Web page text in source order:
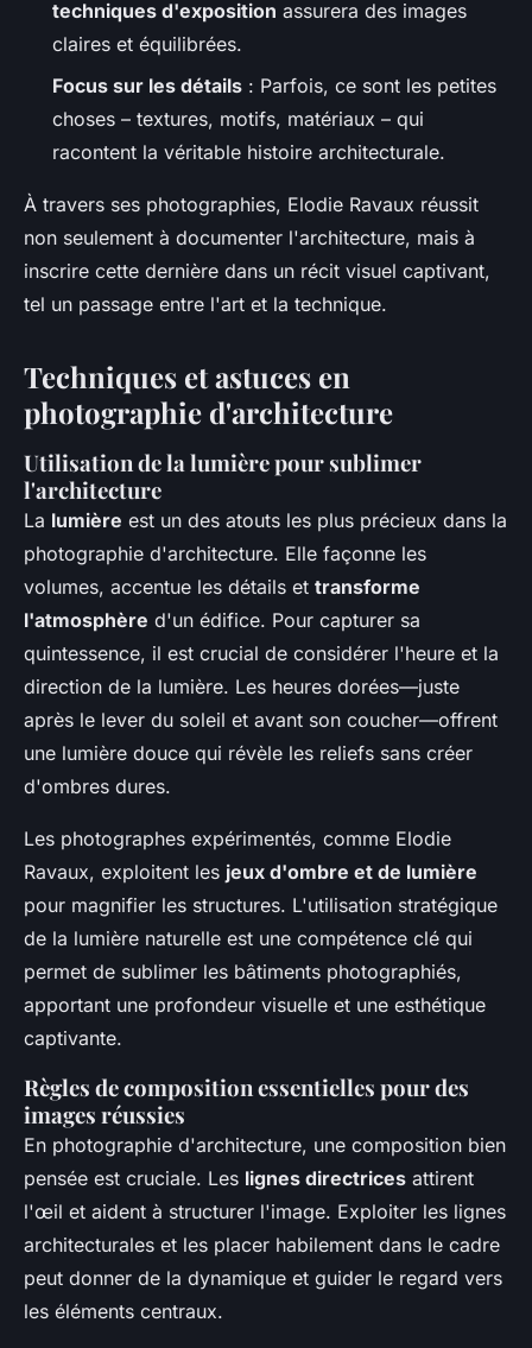
techniques d'exposition assurera des images
claires et équilibrées.
Focus sur les détails : Parfois, ce sont les petites
choses – textures, motifs, matériaux – qui
racontent la véritable histoire architecturale.
À travers ses photographies, Elodie Ravaux réussit
non seulement à documenter l'architecture, mais à
inscrire cette dernière dans un récit visuel captivant,
tel un passage entre l'art et la technique.
Techniques et astuces en
photographie d'architecture
Utilisation de la lumière pour sublimer
l'architecture
La lumière est un des atouts les plus précieux dans la
photographie d'architecture. Elle façonne les
volumes, accentue les détails et transforme
l'atmosphère d'un édifice. Pour capturer sa
quintessence, il est crucial de considérer l'heure et la
direction de la lumière. Les heures dorées—juste
après le lever du soleil et avant son coucher—offrent
une lumière douce qui révèle les reliefs sans créer
d'ombres dures.
Les photographes expérimentés, comme Elodie
Ravaux, exploitent les jeux d'ombre et de lumière
pour magnifier les structures. L'utilisation stratégique
de la lumière naturelle est une compétence clé qui
permet de sublimer les bâtiments photographiés,
apportant une profondeur visuelle et une esthétique
captivante.
Règles de composition essentielles pour des
images réussies
En photographie d'architecture, une composition bien
pensée est cruciale. Les lignes directrices attirent
l'œil et aident à structurer l'image. Exploiter les lignes
architecturales et les placer habilement dans le cadre
peut donner de la dynamique et guider le regard vers
les éléments centraux.